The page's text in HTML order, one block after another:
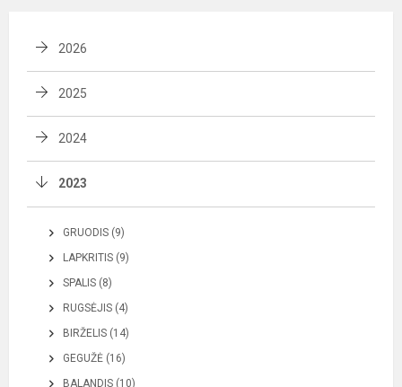
2026
2025
2024
2023
GRUODIS (9)
LAPKRITIS (9)
SPALIS (8)
RUGSĖJIS (4)
BIRŽELIS (14)
GEGUŽĖ (16)
BALANDIS (10)